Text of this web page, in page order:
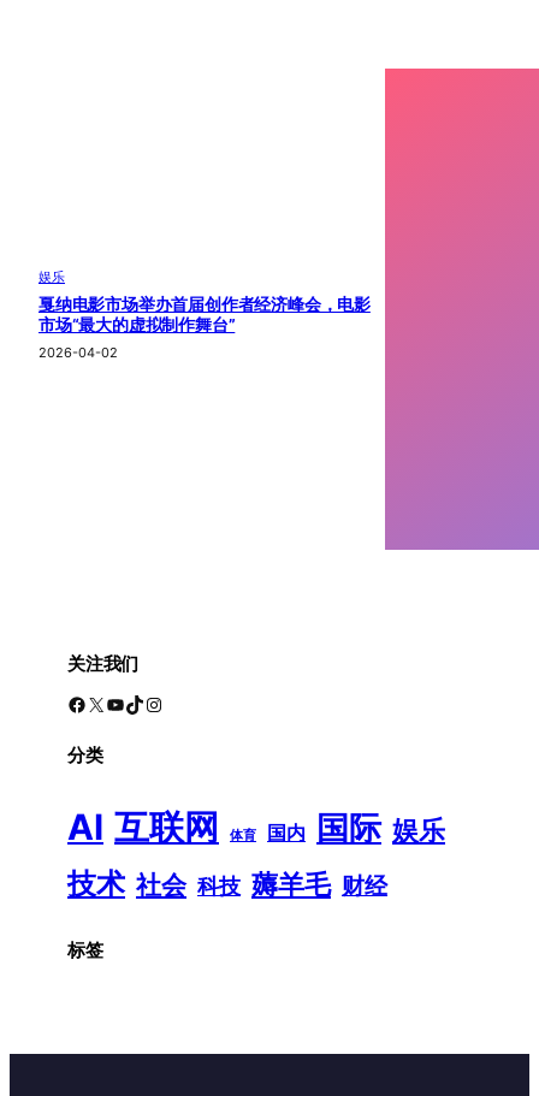
娱乐
戛纳电影市场举办首届创作者经济峰会，电影
市场“最大的虚拟制作舞台”
2026-04-02
关注我们
Facebook X YouTube TikTok Instagram
分类
AI 互联网 体育 国内 国际 娱乐
技术 社会 科技 薅羊毛 财经
标签